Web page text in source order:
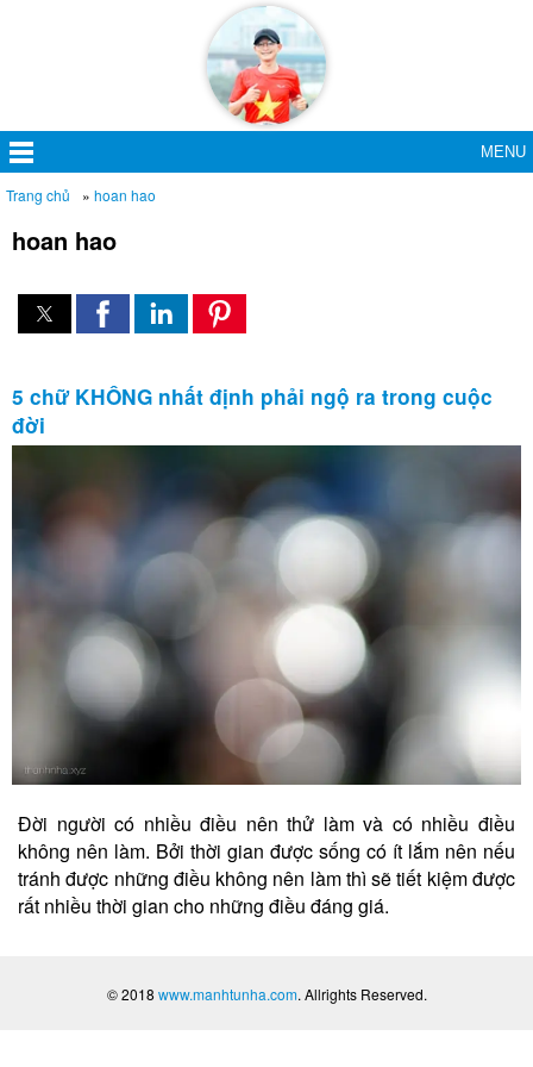
MENU
Trang chủ » hoan hao
hoan hao
5 chữ KHÔNG nhất định phải ngộ ra trong cuộc
đời
Đời người có nhiều điều nên thử làm và có nhiều điều
không nên làm. Bởi thời gian được sống có ít lắm nên nếu
tránh được những điều không nên làm thì sẽ tiết kiệm được
rất nhiều thời gian cho những điều đáng giá.
© 2018 www.manhtunha.com. Allrights Reserved.